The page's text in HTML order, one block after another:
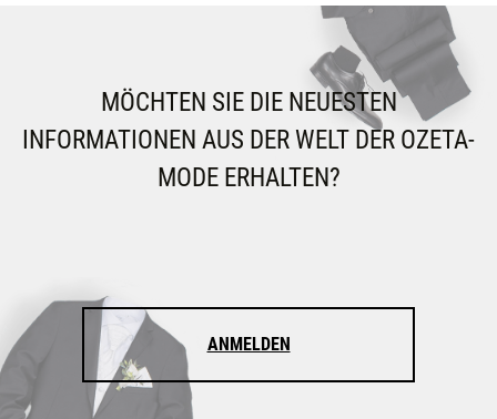
MÖCHTEN SIE DIE NEUESTEN
INFORMATIONEN AUS DER WELT DER OZETA-
MODE ERHALTEN?
ANMELDEN